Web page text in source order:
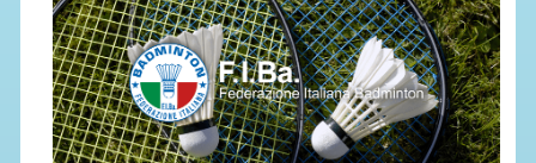
CARTE FEDERALI
ATTI UFFICIALI
TUTELA DELLA SALUTE -
ANTIDOPING